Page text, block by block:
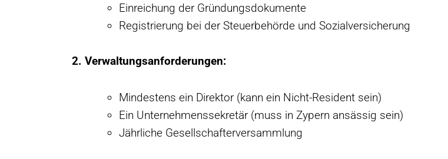
Einreichung der Gründungsdokumente
Registrierung bei der Steuerbehörde und Sozialversicherung
2. Verwaltungsanforderungen:
Mindestens ein Direktor (kann ein Nicht-Resident sein)
Ein Unternehmenssekretär (muss in Zypern ansässig sein)
Jährliche Gesellschafterversammlung